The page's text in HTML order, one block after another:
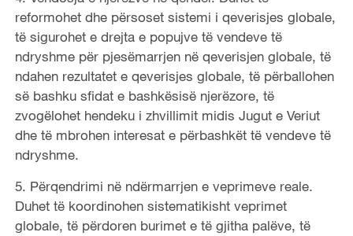
reformohet dhe përsoset sistemi i qeverisjes globale,
të sigurohet e drejta e popujve të vendeve të
ndryshme për pjesëmarrjen në qeverisjen globale, të
ndahen rezultatet e qeverisjes globale, të përballohen
së bashku sfidat e bashkësisë njerëzore, të
zvogëlohet hendeku i zhvillimit midis Jugut e Veriut
dhe të mbrohen interesat e përbashkët të vendeve të
ndryshme.
5. Përqendrimi në ndërmarrjen e veprimeve reale.
Duhet të koordinohen sistematikisht veprimet
globale, të përdoren burimet e të gjitha palëve, të